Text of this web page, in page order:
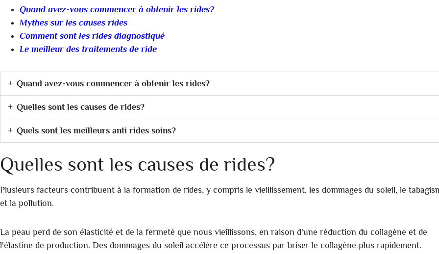
Quand avez-vous commencer à obtenir les rides?
Mythes sur les causes rides
Comment sont les rides diagnostiqué
Le meilleur des traitements de ride
Quand avez-vous commencer à obtenir les rides?
Quelles sont les causes de rides?
Quels sont les meilleurs anti rides soins?
Quelles sont les causes de rides?
Plusieurs facteurs contribuent à la formation de rides, y compris le vieillissement, les dommages du soleil, le
et la pollution.
La peau perd de son élasticité et de la fermeté que nous vieillissons, en raison d'une réduction du collagène et de
l'élastine de production. Des dommages du soleil accélère ce processus par briser le collagène plus rapidement.